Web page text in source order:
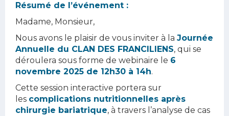
Résumé de l’événement :
Madame, Monsieur,
Nous avons le plaisir de vous inviter à la Journée
Annuelle du CLAN DES FRANCILIENS, qui se
déroulera sous forme de webinaire le 6
novembre 2025 de 12h30 à 14h.
Cette session interactive portera sur
les complications nutritionnelles après
chirurgie bariatrique, à travers l’analyse de cas